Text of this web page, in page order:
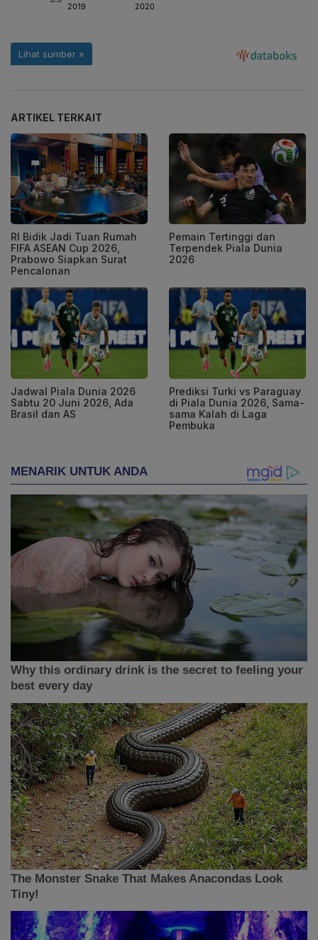
ARTIKEL TERKAIT
RI Bidik Jadi Tuan Rumah
FIFA ASEAN Cup 2026,
Prabowo Siapkan Surat
Pencalonan
Pemain Tertinggi dan
Terpendek Piala Dunia
2026
Jadwal Piala Dunia 2026
Sabtu 20 Juni 2026, Ada
Brasil dan AS
Prediksi Turki vs Paraguay
di Piala Dunia 2026, Sama-
sama Kalah di Laga
Pembuka